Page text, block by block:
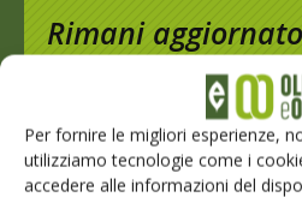
Per fornire le migliori esperienze,
utilizziamo tecnologie come i
accedere alle informazioni del
Rimani
Iscriviti alle nostre